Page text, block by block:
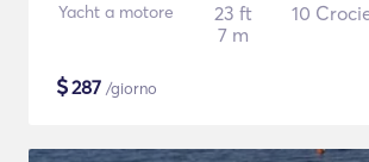
Yacht a motore
23 ft
7 m
10
$287 /giorno